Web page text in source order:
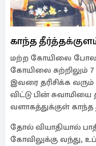
காந்த
மற்ற கோயிலை
கோயிலை சுற்றிலும்
இவரை தரிசிக்க
விட்டு பின்
வளாகத்துக்குள்
தோல் வியாதியால்
கோவிலுக்கு வந்து,